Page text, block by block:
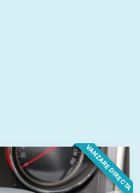
VANZARE DIRECTA